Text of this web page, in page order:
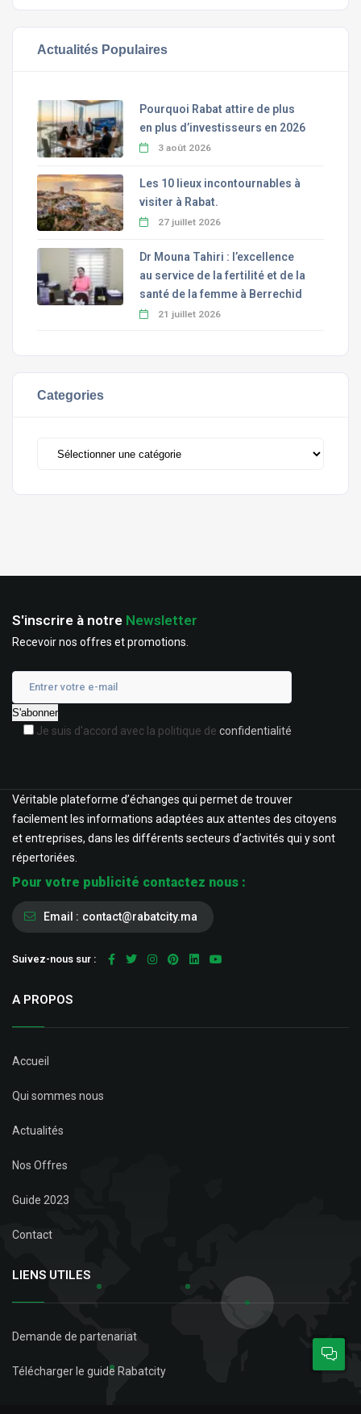
Actualités Populaires
Pourquoi Rabat attire de plus
en plus d’investisseurs en 2026
3 août 2026
Les 10 lieux incontournables à
visiter à Rabat.
27 juillet 2026
Dr Mouna Tahiri : l’excellence
au service de la fertilité et de la
santé de la femme à Berrechid
21 juillet 2026
Categories
S'inscrire à notre Newsletter
Recevoir nos offres et promotions.
Je suis d'accord avec la politique de confidentialité
Véritable plateforme d’échanges qui permet de trouver
facilement les informations adaptées aux attentes des citoyens
et entreprises, dans les différents secteurs d’activités qui y sont
répertoriées.
Pour votre publicité contactez nous :
Email : contact@rabatcity.ma
Suivez-nous sur :
A PROPOS
Accueil
Qui sommes nous
Actualités
Nos Offres
Guide 2023
Contact
LIENS UTILES
Demande de partenariat
Télécharger le guide Rabatcity